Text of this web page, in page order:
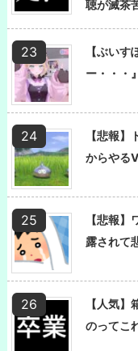
聴が滅茶
【ぶい
ー・・・』
【悲報
からやる
【悲報
露されて
【人気
のってこ